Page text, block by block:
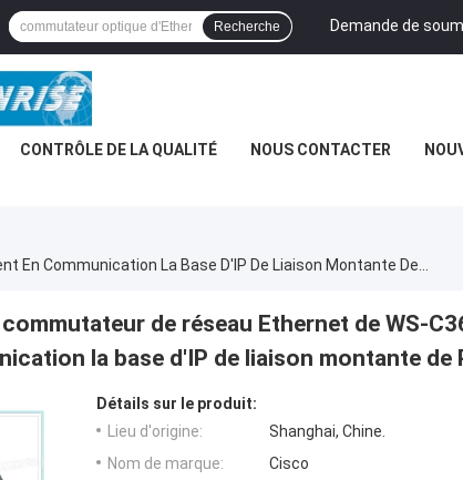
Demande de
Recherche
CONTRÔLE DE LA QUALITÉ NOUS CONTACTER
de réseau Ethernet de WS-
la base d'IP de liaison montante de
Détails sur le produit:
Lieu d'origine:
Shanghai, Chine.
Nom de marque:
Cisco